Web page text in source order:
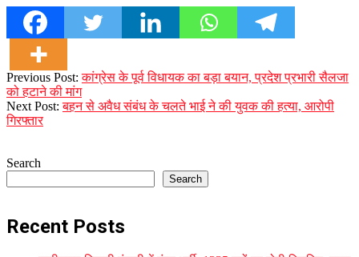
2023-
12-
08
Previous Post:कांग्रेस के पूर्व विधायक का बड़ा बयान, प्रदेश प्रभारी सैलजा
को हटाने की मांग
Next Post:बहन से अवैध संबंध के चलते भाई ने की युवक की हत्या, आरोपी
गिरफ्तार
Search
Search
Recent Posts